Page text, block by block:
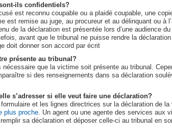
ils confidentiels?
est reconnu coupable ou a plaidé coupable, une
est remise au juge, au procureur et au délinquant ou à
de la déclaration est présentée lors d’une audience du
avant que le tribunal ne puisse rendre la
doit donner son accord par écrit
présente au tribunal?
nécessaire que la victime soit présente au tribunal.
si des renseignements dans sa déclaration
s’adresser si elle veut faire une déclaration?
et les lignes directrices sur la déclaration de la
plus proche . Un agent ou une agente des services aux
sa déclaration et déposer celle-ci au tribunal en